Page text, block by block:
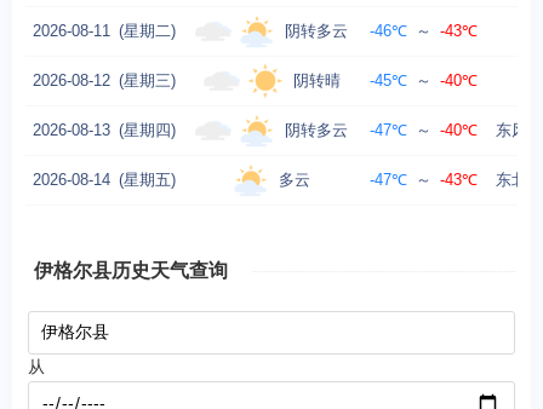
2026-08-11 (星期二) 阴转多云 -46℃ ～ -43℃
2026-08-12 (星期三) 阴转晴 -45℃ ～ -40℃
2026-08-13 (星期四) 阴转多云 -47℃ ～ -40℃ 东风
2026-08-14 (星期五) 多云 -47℃ ～ -43℃ 东北
伊格尔县历史天气查询
从